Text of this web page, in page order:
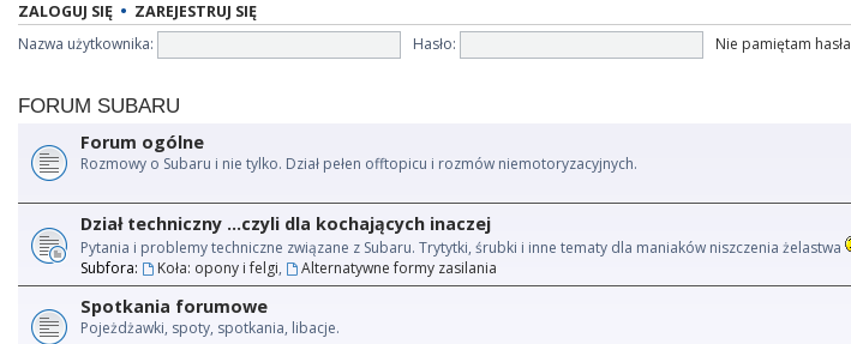
ZALOGUJ SIĘ • ZAREJESTRUJ SIĘ
Nazwa użytkownika:
Hasło: Nie pamiętam hasła
FORUM SUBARU
Forum ogólne
Rozmowy o Subaru i nie tylko. Dział pełen offtopicu i rozmów niemotoryzacyjnych.
Dział techniczny ...czyli dla kochających inaczej
Pytania i problemy techniczne związane z Subaru. Trytytki, śrubki i inne tematy dla maniaków niszczenia żelastwa
Subfora:
Koła: opony i felgi, Alternatywne formy zasilania
Spotkania forumowe
Pojeżdżawki, spoty, spotkania, libacje.